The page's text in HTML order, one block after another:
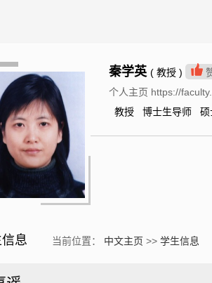
秦学英 ( 教授 )
个人主页 https://
教授 博士生导师 硕
息 当前位置： 中文主页 >> 学生信息